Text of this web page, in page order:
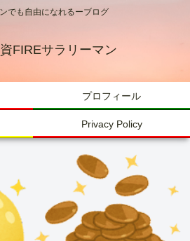
でも自由になれるーブログ
FIREサラリーマン
プロフィール
Privacy Policy